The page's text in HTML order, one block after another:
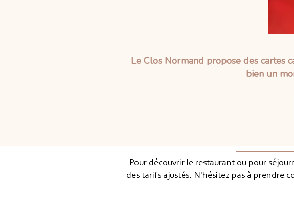
Le Clos Normand propose des cartes
bien un
Pour découvrir le restaurant ou pour
des tarifs ajustés. N'hésitez pas à prendre